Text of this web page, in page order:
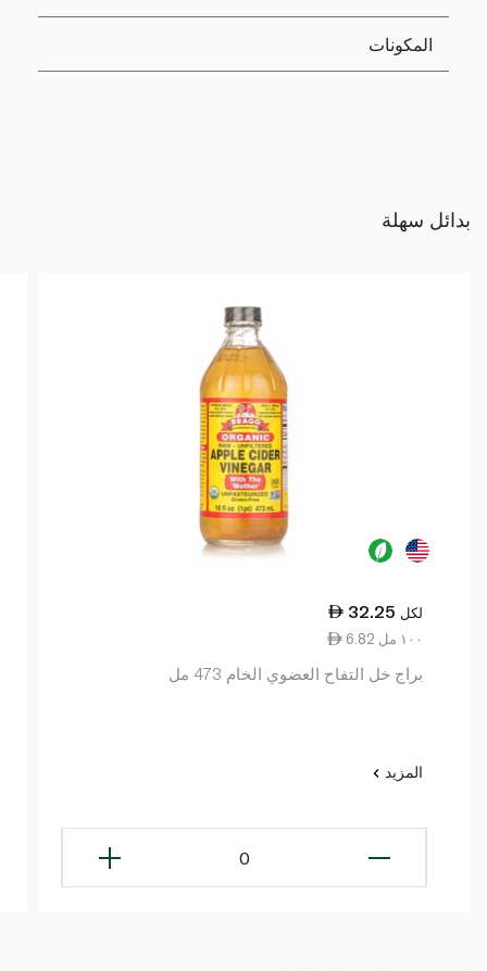
المكونات
بدائل سهلة
32.25 لكل
6.82 ١٠٠ مل
براج خل التفاح العضوي الخام 473 مل
المزيد
0